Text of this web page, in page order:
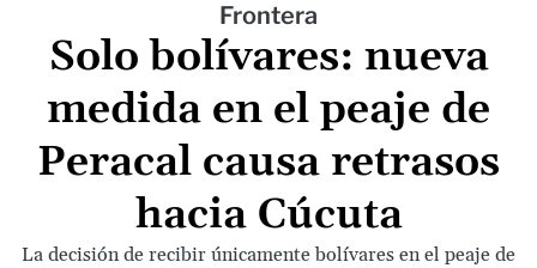
Frontera
Solo bolívares: nueva
medida en el peaje de
Peracal causa retrasos
hacia Cúcuta
La decisión de recibir únicamente bolívares en el peaje de